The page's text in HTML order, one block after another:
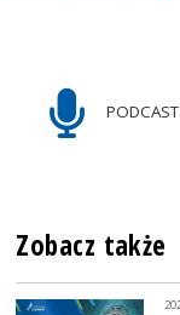
Zobacz także